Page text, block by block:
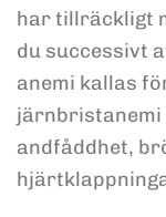
har tillräckligt
du successivt
anemi kallas
andfåddhet,